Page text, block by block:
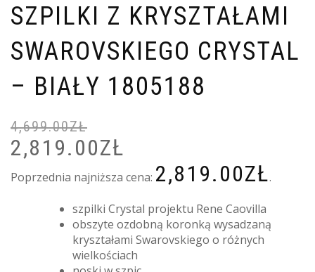
SZPILKI Z KRYSZTAŁAMI
SWAROVSKIEGO CRYSTAL
– BIAŁY 1805188
4,699.00ZŁ
PIERWOTNA
CENA
4,699.00ZŁ.
2,819.00ZŁ
Poprzednia najniższa cena: 2,819.00ZŁ.
szpilki Crystal projektu Rene Caovilla
obszyte ozdobną koronką wysadzaną
kryształami Swarovskiego o różnych
wielkościach